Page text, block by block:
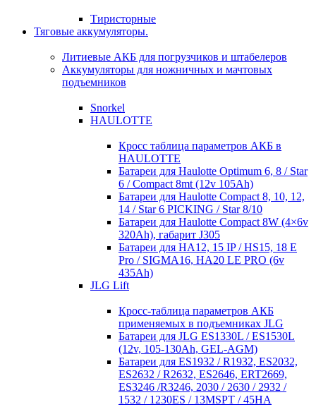
Тиристорные
Тяговые аккумуляторы.
Литиевые АКБ для погрузчиков и штабелеров
Аккумуляторы для ножничных и мачтовых
подъемников
Snorkel
HAULOTTE
Кросc таблица параметров АКБ в
HAULOTTE
Батареи для Haulotte Optimum 6, 8 / Star
6 / Compact 8mt (12v 105Ah)
Батареи для Haulotte Compact 8, 10, 12,
14 / Star 6 PICKING / Star 8/10
Батареи для Haulotte Compact 8W (4×6v
320Ah), габарит J305
Батареи для HA12, 15 IP / HS15, 18 E
Pro / SIGMA16, HA20 LE PRO (6v
435Ah)
JLG Lift
Кросc-таблица параметров АКБ
применяемых в подъемниках JLG
Батареи для JLG ES1330L / ES1530L
(12v, 105-130Ah, GEL-AGM)
Батареи для ES1932 / R1932, ES2032,
ES2632 / R2632, ES2646, ERT2669,
ES3246 /R3246, 2030 / 2630 / 2932 /
1532 / 1230ES / 13MSPT / 45HA